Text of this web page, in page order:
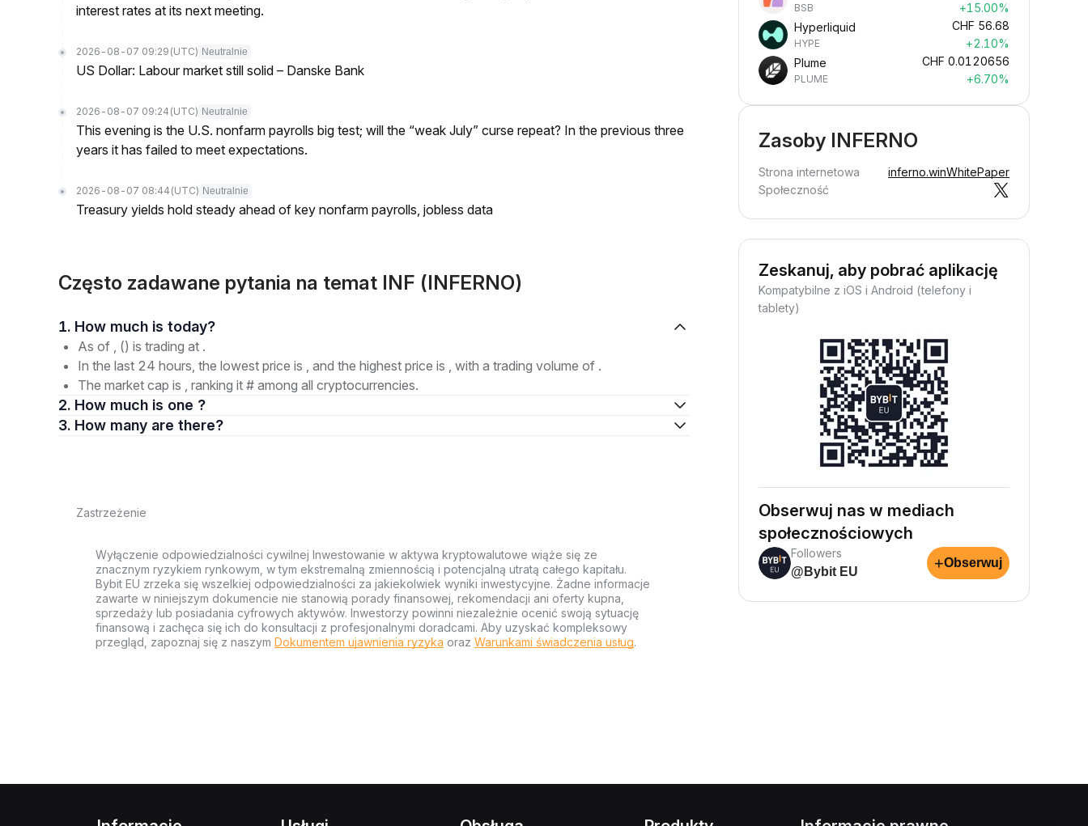
interest rates at its next meeting.
2026-08-07 09:29 (UTC) Neutralnie
US Dollar: Labour market still solid – Danske Bank
2026-08-07 09:24 (UTC) Neutralnie
This evening is the U.S. nonfarm payrolls big test; will the “weak July” curse repeat? In the previous three
years it has failed to meet expectations.
2026-08-07 08:44 (UTC) Neutralnie
Treasury yields hold steady ahead of key nonfarm payrolls, jobless data
Często zadawane pytania na temat INF (INFERNO)
1. How much is today?
As of , () is trading at .
In the last 24 hours, the lowest price is , and the highest price is , with a trading volume of .
The market cap is , ranking it # among all cryptocurrencies.
2. How much is one ?
3. How many are there?
Zastrzeżenie
Wyłączenie odpowiedzialności cywilnej Inwestowanie w aktywa kryptowalutowe wiąże się ze
znacznym ryzykiem rynkowym, w tym ekstremalną zmiennością i potencjalną utratą całego kapitału.
Bybit EU zrzeka się wszelkiej odpowiedzialności za jakiekolwiek wyniki inwestycyjne. Żadne informacje
zawarte w niniejszym dokumencie nie stanowią porady finansowej, rekomendacji ani oferty kupna,
sprzedaży lub posiadania cyfrowych aktywów. Inwestorzy powinni niezależnie ocenić swoją sytuację
finansową i zachęca się ich do konsultacji z profesjonalnymi doradcami. Aby uzyskać kompleksowy
przegląd, zapoznaj się z naszym Dokumentem ujawnienia ryzyka oraz Warunkami świadczenia usług.
BSB
+15.00%
Hyperliquid
HYPE
CHF 56.68
+2.10%
Plume
PLUME
CHF 0.0120656
+6.70%
Zasoby INFERNO
Strona internetowa inferno.winWhitePaper
Społeczność
Zeskanuj, aby pobrać aplikację
Kompatybilne z iOS i Android (telefony i
tablety)
Obserwuj nas w mediach
społecznościowych
Followers
@Bybit EU
+Obserwuj